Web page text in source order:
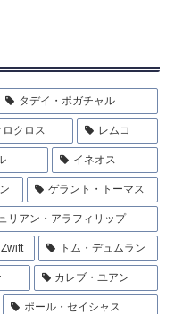
タデイ・ポガチャル
ロクロス レムコ
イネオス
ゲラント・トーマス
リアン・アラフィリップ
Zwift トム・デュムラン
カレブ・ユアン
ポール・セイシャス